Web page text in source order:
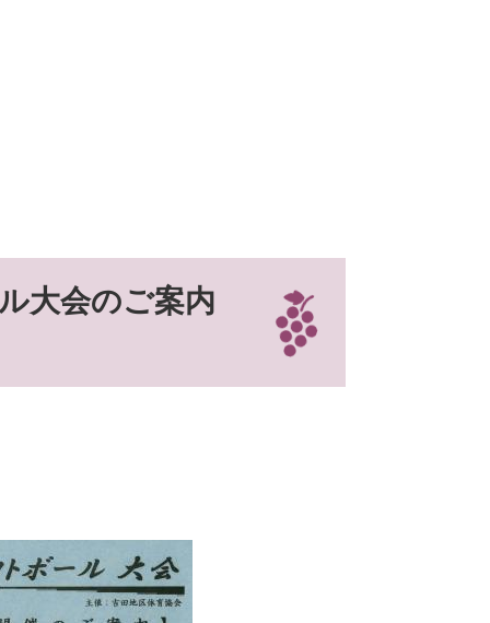
大会のご案内